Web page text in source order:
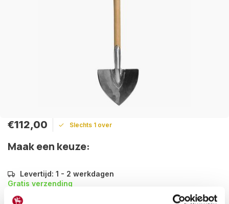
€112,00 Slechts 1 over
Maak een keuze:
Levertijd: 1 - 2 werkdagen
Gratis verzending
Een handig rooischop/bollenschop om dichtbij de grond te